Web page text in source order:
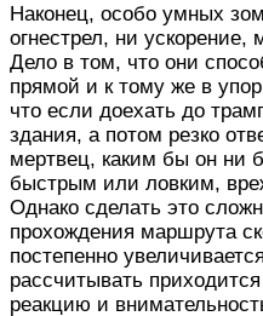
Наконец, особо умных
огнестрел, ни
Дело в том, что они
прямой и к тому же в
что если доехать до
здания, а потом резко
мертвец, каким бы он ни
быстрым или ловким,
Однако сделать это
прохождения маршрута
постепенно
рассчитывать
реакцию и